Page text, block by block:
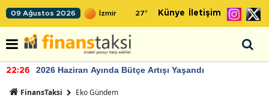
09 Ağustos 2026 27° Künye İletişim
22:26 2026 Haziran Ayında Bütçe Artışı Yaşandı
FinansTaksi Eko Gündem